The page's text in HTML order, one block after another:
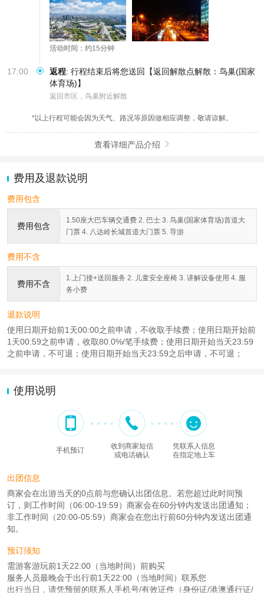
活动时间：约15分钟
17:00 返程: 行程结束后将您送回【返回解散点解散：鸟巢(国家
体育场)】
返回市区，鸟巢附近解散
*以上行程可能会因为天气、路况等原因做相应调整，敬请谅解。
查看详细产品介绍 
费用及退款说明
费用包含
费用包含
1.50座大巴车辆交通费 2. 巴士 3. 鸟巢(国家体育场)首道大
门票 4. 八达岭长城首道大门票 5. 导游
费用不含
费用不含
1.上门接+送回服务 2. 儿童安全座椅 3. 讲解设备使用 4. 服
务小费
退款说明
使用日期开始前1天00:00之前申请，不收取手续费；使用日期开始前
1天00:59之前申请，收取80.0%/笔手续费；使用日期开始当天23:59
之前申请，不可退；使用日期开始当天23:59之后申请，不可退；
使用说明
手机预订
收到商家短信
或电话确认
凭联系人信息
在指定地上车
出团信息
商家会在出游当天的0点前与您确认出团信息。若您超过此时间预
订，则工作时间（06:00-19:59）商家会在60分钟内发送出团通知；
非工作时间（20:00-05:59）商家会在您出行前60分钟内发送出团通
知。
预订须知
需游客游玩前1天22:00（当地时间）前购买
服务人员最晚会于出行前1天22:00（当地时间）联系您
出行当日，请凭预留的联系人手机号/有效证件（身份证/港澳通行证/